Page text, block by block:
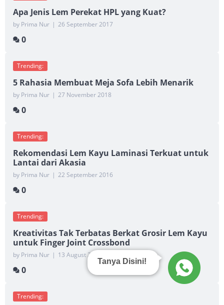
Apa Jenis Lem Perekat HPL yang Kuat?
by Prima Nur | 26 September 2017
0
Trending:
5 Rahasia Membuat Meja Sofa Lebih Menarik
by Prima Nur | 27 November 2018
0
Trending:
Rekomendasi Lem Kayu Laminasi Terkuat untuk
Lantai dari Akasia
by Prima Nur | 22 September 2016
0
Trending:
Kreativitas Tak Terbatas Berkat Grosir Lem Kayu
untuk Finger Joint Crossbond
by Prima Nur | 13 August 2017
0
Trending:
Tanya Disini!